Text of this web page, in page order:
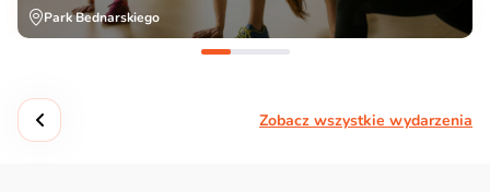
Park Bednarskiego
Zobacz wszystkie wydarzenia